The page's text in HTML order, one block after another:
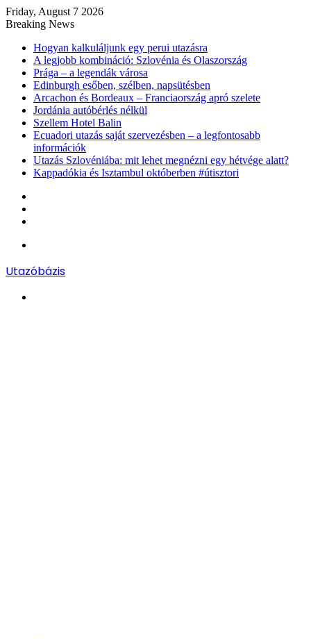
Friday, August 7 2026
Breaking News
Hogyan kalkuláljunk egy perui utazásra
A legjobb kombináció: Szlovénia és Olaszország
Prága – a legendák városa
Edinburgh esőben, szélben, napsütésben
Arcachon és Bordeaux – Franciaország apró szelete
Jordánia autóbérlés nélkül
Szellem Hotel Balin
Ecuadori utazás saját szervezésben – a legfontosabb
információk
Utazás Szlovéniába: mit lehet megnézni egy hétvége alatt?
Kappadókia és Isztambul októberben #útisztori
Utazóbázis